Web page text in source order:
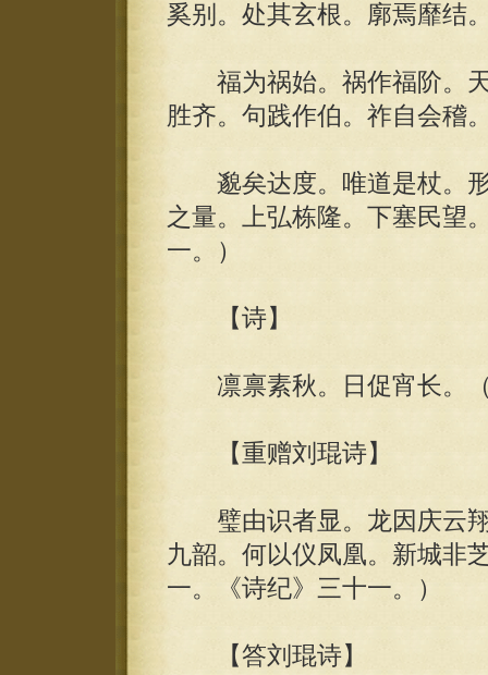
奚别。处其玄根。廓焉靡结
福为祸始。祸作福阶。天
胜齐。句践作伯。祚自会稽
邈矣达度。唯道是杖。形
之量。上弘栋隆。下塞民望
一。）
【诗】
凛禀素秋。日促宵长。（
【重赠刘琨诗】
璧由识者显。龙因庆云翔
九韶。何以仪凤凰。新城非
一。《诗纪》三十一。）
【答刘琨诗】